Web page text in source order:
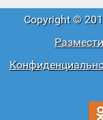
Copyright ©